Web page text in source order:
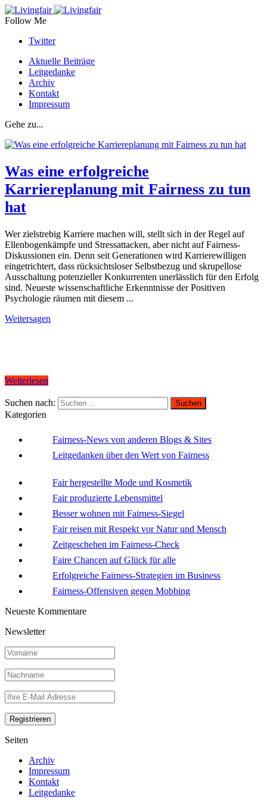
Follow Me
Twitter
Aktuelle Beiträge
Leitgedanke
Archiv
Kontakt
Impressum
Gehe zu...
Was eine erfolgreiche
Karriereplanung mit Fairness zu tun
hat
Wer zielstrebig Karriere machen will, stellt sich in der Regel auf
Ellenbogenkämpfe und Stressattacken, aber nicht auf Fairness-
Diskussionen ein. Denn seit Generationen wird Karrierewilligen
eingetrichtert, dass rücksichtsloser Selbstbezug und skrupellose
Ausschaltung potenzieller Konkurrenten unerlässlich für den Erfolg
sind. Neueste wissenschaftliche Erkenntnisse der Positiven
Psychologie räumen mit diesem ...
Weitersagen
Weiterlesen
Suchen nach:
Kategorien
Fairness-News von anderen Blogs & Sites
Leitgedanken über den Wert von Fairness
Fair hergestellte Mode und Kosmetik
Fair produzierte Lebensmittel
Besser wohnen mit Fairness-Siegel
Fair reisen mit Respekt vor Natur und Mensch
Zeitgeschehen im Fairness-Check
Faire Chancen auf Glück für alle
Erfolgreiche Fairness-Strategien im Business
Fairness-Offensiven gegen Mobbing
Neueste Kommentare
Newsletter
Seiten
Archiv
Impressum
Kontakt
Leitgedanke